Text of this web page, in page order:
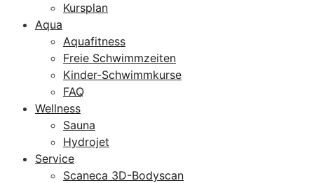
Kursplan
Aqua
Aquafitness
Freie Schwimmzeiten
Kinder-Schwimmkurse
FAQ
Wellness
Sauna
Hydrojet
Service
Scaneca 3D-Bodyscan